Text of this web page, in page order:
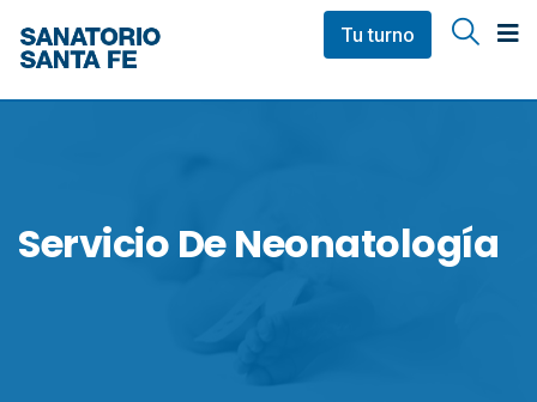
Tu turno
Servicio De Neonatología